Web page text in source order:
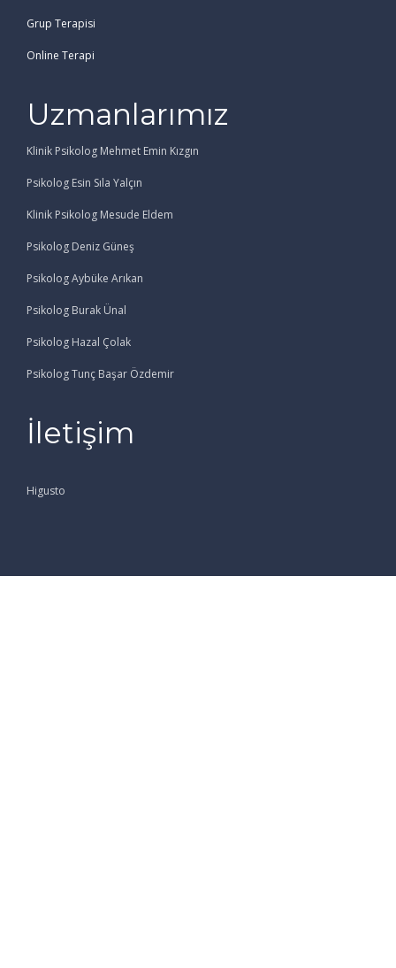
Grup Terapisi
Online Terapi
Uzmanlarımız
Klinik Psikolog Mehmet Emin Kızgın
Psikolog Esin Sıla Yalçın
Klinik Psikolog Mesude Eldem
Psikolog Deniz Güneş
Psikolog Aybüke Arıkan
Psikolog Burak Ünal
Psikolog Hazal Çolak
Psikolog Tunç Başar Özdemir
İletişim
Higusto